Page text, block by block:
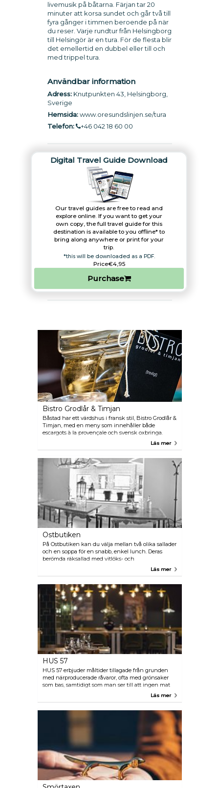
livemusik på båtarna. Färjan tar 20
minuter att korsa sundet och går två till
fyra gånger i timmen beroende på när
du reser. Varje rundtur från Helsingborg
till Helsingör är en tura. För de flesta blir
det emellertid en dubbel eller till och
med trippel tura.
Användbar information
Adress:Knutpunkten 43, Helsingborg,
Sverige
Hemsida: www.oresundslinjen.se/tura
Telefon:
+46 042 18 60 00
Digital Travel Guide Download
Our travel guides are free to read and
explore online. If you want to get your
own copy, the full travel guide for this
destination is available to you offline* to
bring along anywhere or print for your
trip.​
*this will be downloaded as a PDF.
Price€4,95
Purchase
Bistro Grodlår & Timjan
Båstad har ett värdshus i fransk stil, Bistro Grodlår &
Timjan, med en meny som innehåller både
escargots à la provençale och svensk oxbringa.
Bistrot kombinerar olika kök precis som de gör i
Läs mer
Ostbutiken
På Ostbutiken kan du välja mellan två olika sallader
och en soppa för en snabb, enkel lunch. Deras
berömda räksallad med vitlöks- och
parmesandressing serveras varje dag. Uteservering
Läs mer
HUS 57
HUS 57 erbjuder måltider tillagade från grunden
med närproducerade råvaror, ofta med grönsaker
som bas, samtidigt som man ser till att ingen mat
går till spillo. Menyn är utformad kring tillgången
hållbar, ekologisk och näringsrik mat ger bättre
kvalitet och är avgörande för vår miljö och framtida
Läs mer